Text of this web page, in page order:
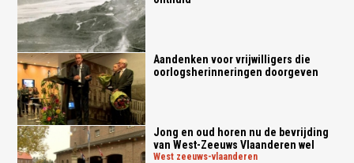
Aandenken voor vrijwilligers die
oorlogsherinneringen doorgeven
Jong en oud horen nu de bevrijding
van West-Zeeuws Vlaanderen wel
west zeeuws-vlaanderen